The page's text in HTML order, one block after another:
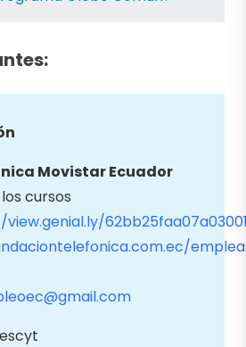
Movistar Ecuador
cursos